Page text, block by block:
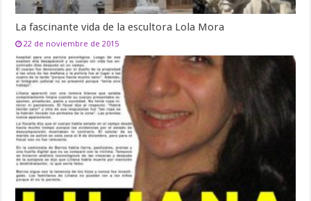
La fascinante vida de la escultora Lola Mora
22 de noviembre de 2015